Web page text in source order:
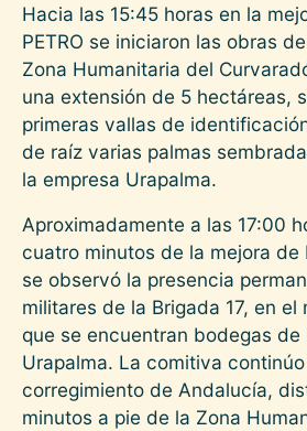
Hacia las 15:45 horas en la
PETRO se iniciaron las obras
Zona Humanitaria del
una extensión de 5 hectáreas,
primeras vallas de
de raíz varias palmas
la empresa Urapalma.
Aproximadamente a las 17:00
cuatro minutos de la mejora de
se observó la presencia
militares de la Brigada 17, en el
que se encuentran bodegas de
Urapalma. La comitiva
corregimiento de Andalucía,
minutos a pie de la Zona